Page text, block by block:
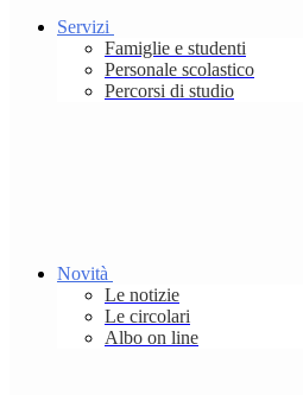
Servizi
Famiglie e studenti
Personale scolastico
Percorsi di studio
Novità
Le notizie
Le circolari
Albo on line